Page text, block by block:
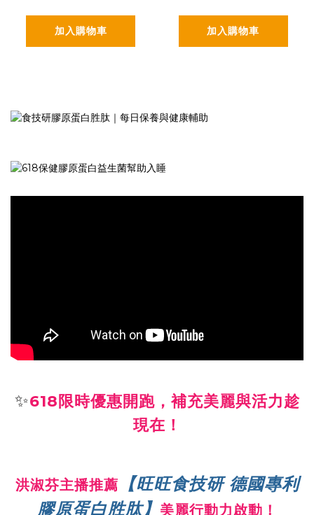
加入購物車 加入購物車
✨618限時優惠開跑，補充美麗與活力趁
現在！
洪淑芬主播推薦
【旺旺食技研 德國專利
膠原蛋白胜肽】 美麗行動力啟動！